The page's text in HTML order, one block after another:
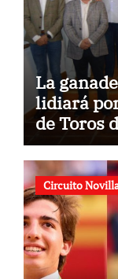
La
lidiará
de Toros
Circuito